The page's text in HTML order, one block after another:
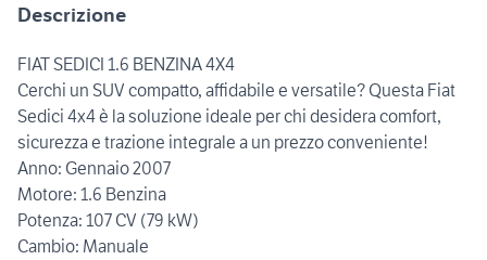
Descrizione
FIAT SEDICI 1.6 BENZINA 4X4
Cerchi un SUV compatto, affidabile e versatile? Questa Fiat
Sedici 4x4 è la soluzione ideale per chi desidera comfort,
sicurezza e trazione integrale a un prezzo conveniente!
Anno: Gennaio 2007
Motore: 1.6 Benzina
Potenza: 107 CV (79 kW)
Cambio: Manuale